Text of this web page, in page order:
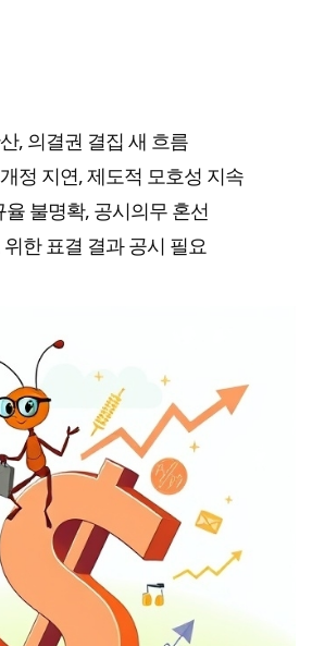
, 의결권 결집 새 흐름
정 지연, 제도적 모호성 지속
율 불명확, 공시의무 혼선
한 표결 결과 공시 필요